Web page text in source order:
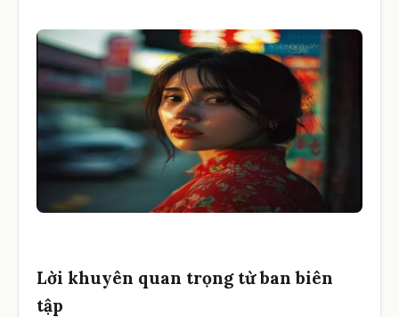
Lời khuyên quan trọng từ ban biên
tập